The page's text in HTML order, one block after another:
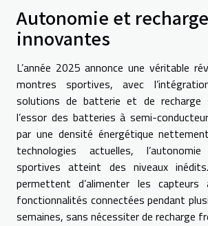
Autonomie et recharge
innovantes
L’année 2025 annonce une véritable
montres sportives, avec
solutions de batterie et de recharge
l’essor des batteries à semi-
par une densité énergétique
technologies actuelles,
sportives atteint des niveaux
permettent d’alimenter les
fonctionnalités connectées pendant
semaines, sans nécessiter de recharge